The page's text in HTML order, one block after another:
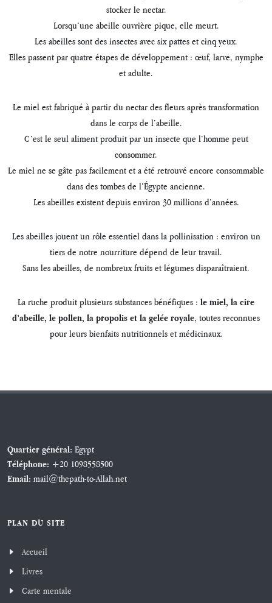
stocker le nectar.
Lorsqu’une abeille ouvrière pique, elle meurt.
Les abeilles sont des insectes avec six pattes et cinq yeux.
Elles passent par quatre étapes de développement : œuf, larve, nymphe
et adulte.
Le miel est fabriqué à partir du nectar des fleurs après transformation
dans le corps de l’abeille.
C’est le seul aliment produit par un insecte que l’homme peut
consommer.
Le miel ne se gâte pas facilement et a été retrouvé encore consommable
dans des tombes de l’Égypte ancienne.
Les abeilles existent depuis environ 30 millions d’années.
Les abeilles jouent un rôle essentiel dans la pollinisation : environ un
tiers de notre nourriture dépend de leur travail.
Sans les abeilles, de nombreux fruits et légumes disparaîtraient.
La ruche produit plusieurs substances bénéfiques : le miel, la cire
d’abeille, le pollen, la propolis et la gelée royale, toutes reconnues
pour leurs bienfaits nutritionnels et médicinaux.
Quartier général: Egypt
Téléphone: +20 1098558500
Email: mail@thepath-to-Allah.net
PLAN DU SITE
Accueil
Livres
Carte mentale